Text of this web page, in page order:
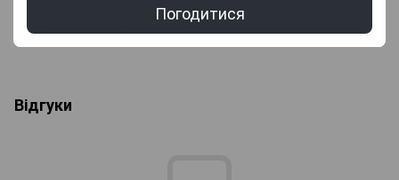
Погодитися
Более подробная информация о доставке
Відгуки